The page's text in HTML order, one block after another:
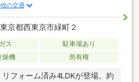
の交通
東京都西東京市緑町２
ス
駐車場あり
燥機 所有権
フォーム済み4LDKが登場。約